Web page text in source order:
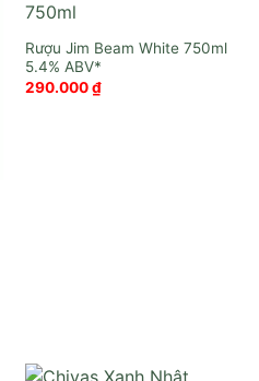
Rượu Jim Beam White 750ml
290.000₫